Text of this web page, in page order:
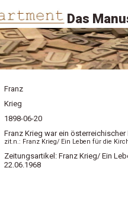
Das
Franz
Krieg
1898-06-20
Franz Krieg war ein
zit.n.: Franz Krieg/ Ein Leben für die
Zeitungsartikel: Franz Krieg/ Ein
22.06.1968